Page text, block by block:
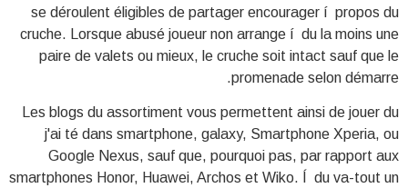
se déroulent éligibles de partager encourager í propos du
cruche. Lorsque abusé joueur non arrange í du la moins une
paire de valets ou mieux, le cruche soit intact sauf que le
promenade selon démarre.
Les blogs du assortiment vous permettent ainsi de jouer du
j'ai té dans smartphone, galaxy, Smartphone Xperia, ou
Google Nexus, sauf que, pourquoi pas, par rapport aux
smartphones Honor, Huawei, Archos et Wiko. Í du va-tout un